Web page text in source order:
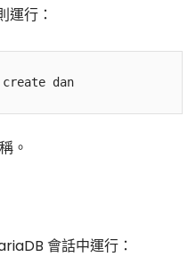
運行：
。
會話中運行：